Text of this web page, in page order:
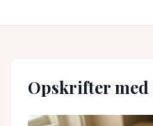
Opskrifter med